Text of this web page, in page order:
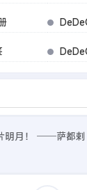
明月！ ──萨都剌